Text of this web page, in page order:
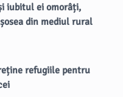
iubitul ei omorâți,
din mediul rural
refugiile pentru